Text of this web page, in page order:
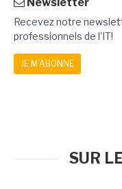
Recevez notre
professionnels de l'IT!
JE M'ABONNE
SUR